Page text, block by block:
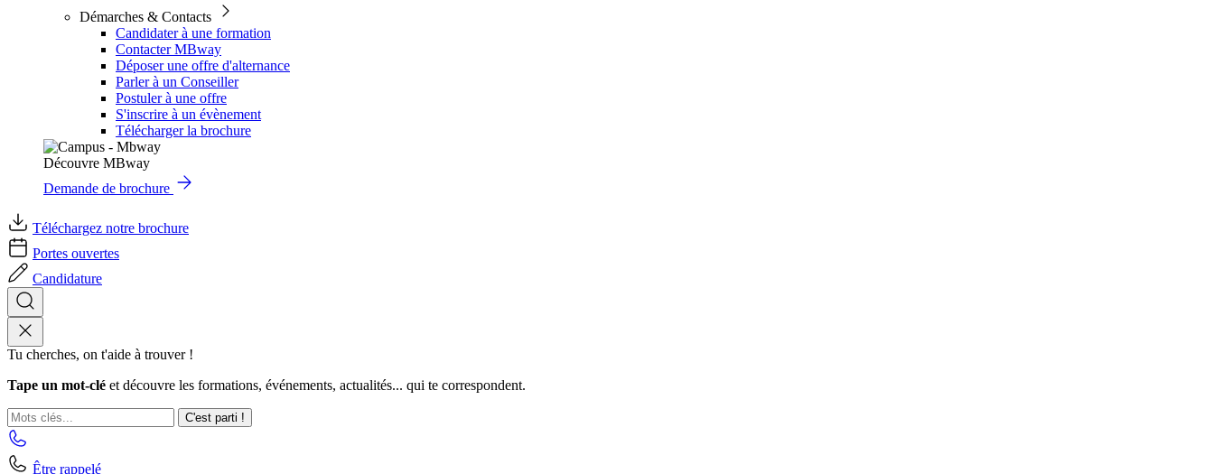
Démarches & Contacts
Candidater à une formation
Contacter MBway
Déposer une offre d'alternance
Parler à un Conseiller
Postuler à une offre
S'inscrire à un évènement
Télécharger la brochure
Découvre MBway
Demande de brochure
Téléchargez notre brochure
Portes ouvertes
Candidature
Tu cherches, on t'aide à trouver !
Tape un mot-clé et découvre les formations, événements, actualités... qui te correspondent.
C'est parti !
Être rappelé